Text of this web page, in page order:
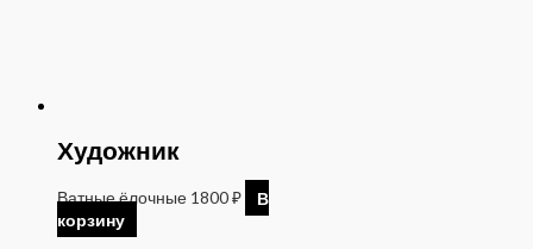
Художник
Ватные ёлочные 1800₽
В
корзину